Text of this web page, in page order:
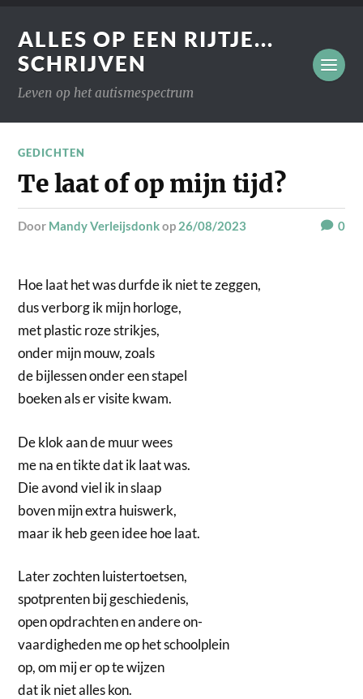
ALLES OP EEN RIJTJE...
SCHRIJVEN
Leven op het autismespectrum
GEDICHTEN
Te laat of op mijn tijd?
door Mandy Verleijsdonkop 26/08/2023 0
Hoe laat het was durfde ik niet te zeggen,
dus verborg ik mijn horloge,
met plastic roze strikjes,
onder mijn mouw, zoals
de bijlessen onder een stapel
boeken als er visite kwam.
De klok aan de muur wees
me na en tikte dat ik laat was.
Die avond viel ik in slaap
boven mijn extra huiswerk,
maar ik heb geen idee hoe laat.
Later zochten luistertoetsen,
spotprenten bij geschiedenis,
open opdrachten en andere on-
vaardigheden me op het schoolplein
op, om mij er op te wijzen
dat ik niet alles kon.